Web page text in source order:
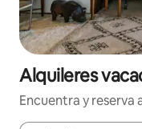
Alquileres
Encuentra y